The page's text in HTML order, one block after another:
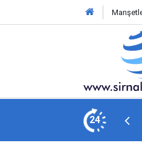
24
müziğin güçlü sesi 59 yaşında